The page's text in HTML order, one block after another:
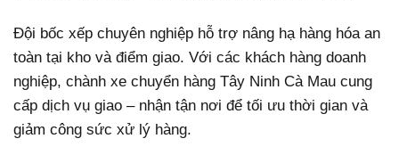
Đội bốc xếp chuyên nghiệp hỗ trợ nâng hạ hàng hóa an
toàn tại kho và điểm giao. Với các khách hàng doanh
nghiệp, chành xe chuyển hàng Tây Ninh Cà Mau cung
cấp dịch vụ giao – nhận tận nơi để tối ưu thời gian và
giảm công sức xử lý hàng.